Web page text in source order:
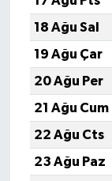
18 Ağu Sal
19 Ağu Çar
20 Ağu Per
21 Ağu Cum
22 Ağu Cts
23 Ağu Paz